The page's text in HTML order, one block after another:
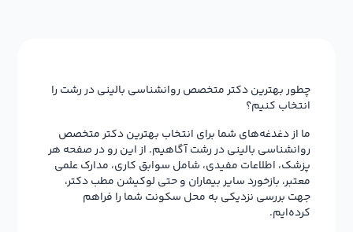
چطور بهترین دکتر متخصص روانشناسی بالینی در رشت را
انتخاب کنیم؟
ما از دغدغه‌های شما برای انتخاب بهترین دکتر متخصص
روانشناسی بالینی در رشت آگاهیم. از این رو در صفحه هر
پزشک، اطلاعات مفیدی، شامل سوابق کاری، مدارک علمی
معتبر، بازخورد سایر بیماران و حتی لوکیشن مطب دکتر،
جهت بررسی نزدیکی به محل سکونت شما را فراهم
کرده‌ایم.